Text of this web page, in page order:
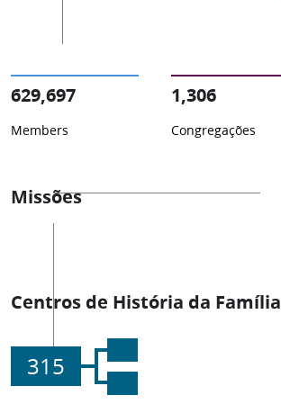
629,697
Members
1,306
Congregações
Missões
Centros de História da Família
315